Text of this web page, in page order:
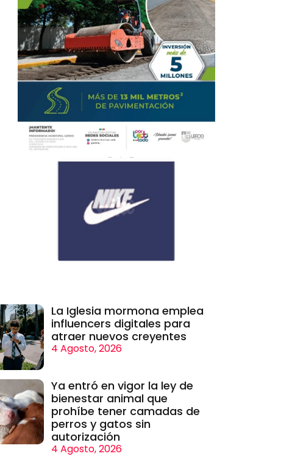
La Iglesia mormona emplea
influencers digitales para
atraer nuevos creyentes
4 Agosto, 2026
Ya entró en vigor la ley de
bienestar animal que
prohíbe tener camadas de
perros y gatos sin
autorización
4 Agosto, 2026